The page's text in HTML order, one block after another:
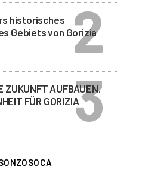
historisches
Gebiets von Gorizia
ZUKUNFT AUFBAUEN.
FÜR GORIZIA